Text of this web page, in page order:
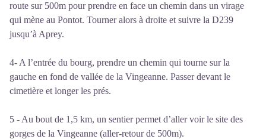
route sur 500m pour prendre en face un chemin dans un virage
qui mène au Pontot. Tourner alors à droite et suivre la D239
jusqu’à Aprey.
4- A l’entrée du bourg, prendre un chemin qui tourne sur la
gauche en fond de vallée de la Vingeanne. Passer devant le
cimetière et longer les prés.
5 - Au bout de 1,5 km, un sentier permet d’aller voir le site des
gorges de la Vingeanne (aller-retour de 500m).